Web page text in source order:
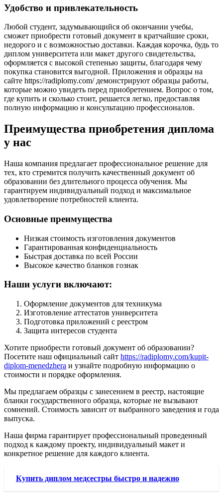
Удобство и привлекательность
Любой студент, задумывающийся об окончании учебы,
сможет приобрести готовый документ в кратчайшие сроки,
недорого и с возможностью доставки. Каждая корочка, будь то
диплом университета или макет другого свидетельства,
оформляется с высокой степенью защиты, благодаря чему
покупка становится выгодной. Приложения и образцы на
сайте https://radiplomy.com/ демонстрируют образцы работы,
которые можно увидеть перед приобретением. Вопрос о том,
где купить и сколько стоит, решается легко, предоставляя
полную информацию и консультацию профессионалов.
Преимущества приобретения диплома
у нас
Наша компания предлагает профессиональное решение для
тех, кто стремится получить качественный документ об
образовании без длительного процесса обучения. Мы
гарантируем индивидуальный подход и максимальное
удовлетворение потребностей клиента.
Основные преимущества
Низкая стоимость изготовления документов
Гарантированная конфиденциальность
Быстрая доставка по всей России
Высокое качество бланков гознак
Наши услуги включают:
Оформление документов для техникума
Изготовление аттестатов университета
Подготовка приложений с реестром
Защита интересов студента
Хотите приобрести готовый документ об образовании?
Посетите наш официальный сайт https://radiplomy.com/kupit-
diplom-menedzhera и узнайте подробную информацию о
стоимости и порядке оформления.
Мы предлагаем образцы с занесением в реестр, настоящие
бланки государственного образца, которые не вызывают
сомнений. Стоимость зависит от выбранного заведения и года
выпуска.
Наша фирма гарантирует профессиональный проведенный
подход к каждому проекту, индивидуальный макет и
конкретное решение для каждого клиента.
Купить диплом медсестры быстро и надежно